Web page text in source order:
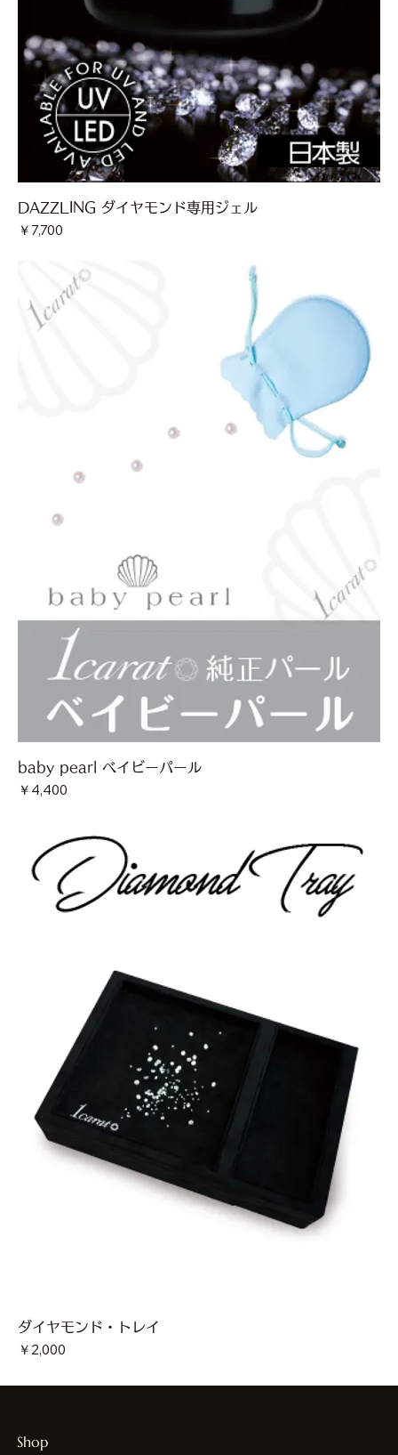
DAZZLING ダイヤモンド専用ジェル
価格
￥7,700
baby pearl ベイビーパール
価格
￥4,400
ダイヤモンド・トレイ
価格
￥2,000
Shop